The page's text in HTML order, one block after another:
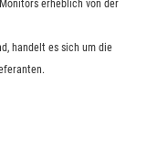
erheblich von der
handelt es sich um die